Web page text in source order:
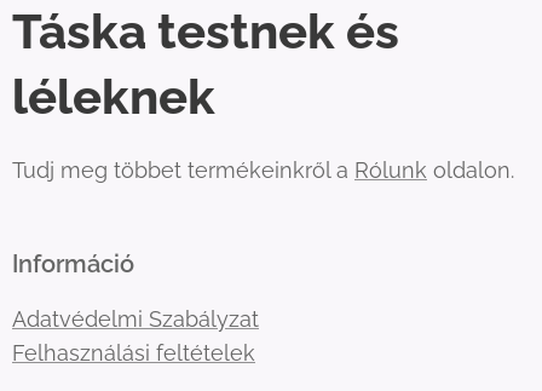
Táska testnek és
léleknek
Tudj meg többet termékeinkről a Rólunk oldalon.
Információ
Adatvédelmi Szabályzat
Felhasználási feltételek